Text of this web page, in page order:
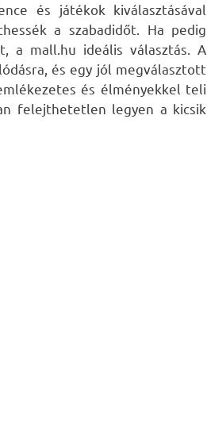
és játékok kiválasztásával
a szabadidőt. Ha pedig
a mall.hu ideális választás. A
és egy jól megválasztott
és élményekkel teli
felejthetetlen legyen a kicsik